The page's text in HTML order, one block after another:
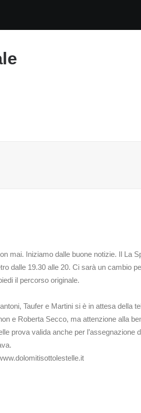
Iniziamo dalle buone notizie. Il La
dalle 19.30 alle 20. Ci sarà un cambio
il percorso originale.
Taufer e Martini si è in attesa
e Roberta Secco, ma attenzione alla
prova valida anche per